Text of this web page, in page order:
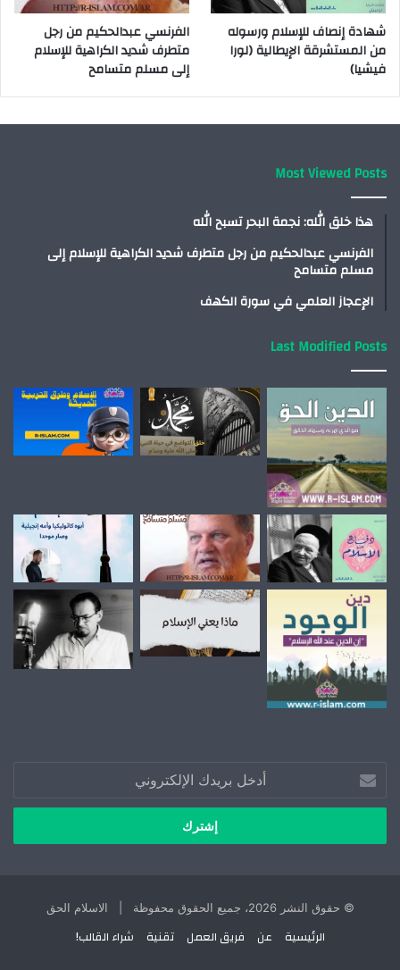
شهادة إنصاف للإسلام ورسوله
من المستشرقة الإيطالية (لورا
فيشيا)
الفرنسي عبدالحكيم من رجل
متطرف شديد الكراهية للإسلام
إلى مسلم متسامح
Most Viewed Posts
هذا خلق الله: نجمة البحر تسبح الله
الفرنسي عبدالحكيم من رجل متطرف شديد الكراهية للإسلام إلى
مسلم متسامح
الإعجاز العلمي في سورة الكهف
Last Modified Posts
بريدك
الإلكتروني
© حقوق النشر 2026، جميع الحقوق محفوظة | الاسلام الحق
الرئيسية عن فريق العمل تقنية شراء القالب!